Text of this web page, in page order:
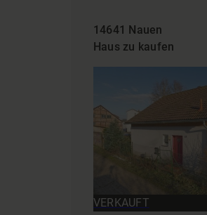
14641 Nauen
Haus zu kaufen
VERKAUFT